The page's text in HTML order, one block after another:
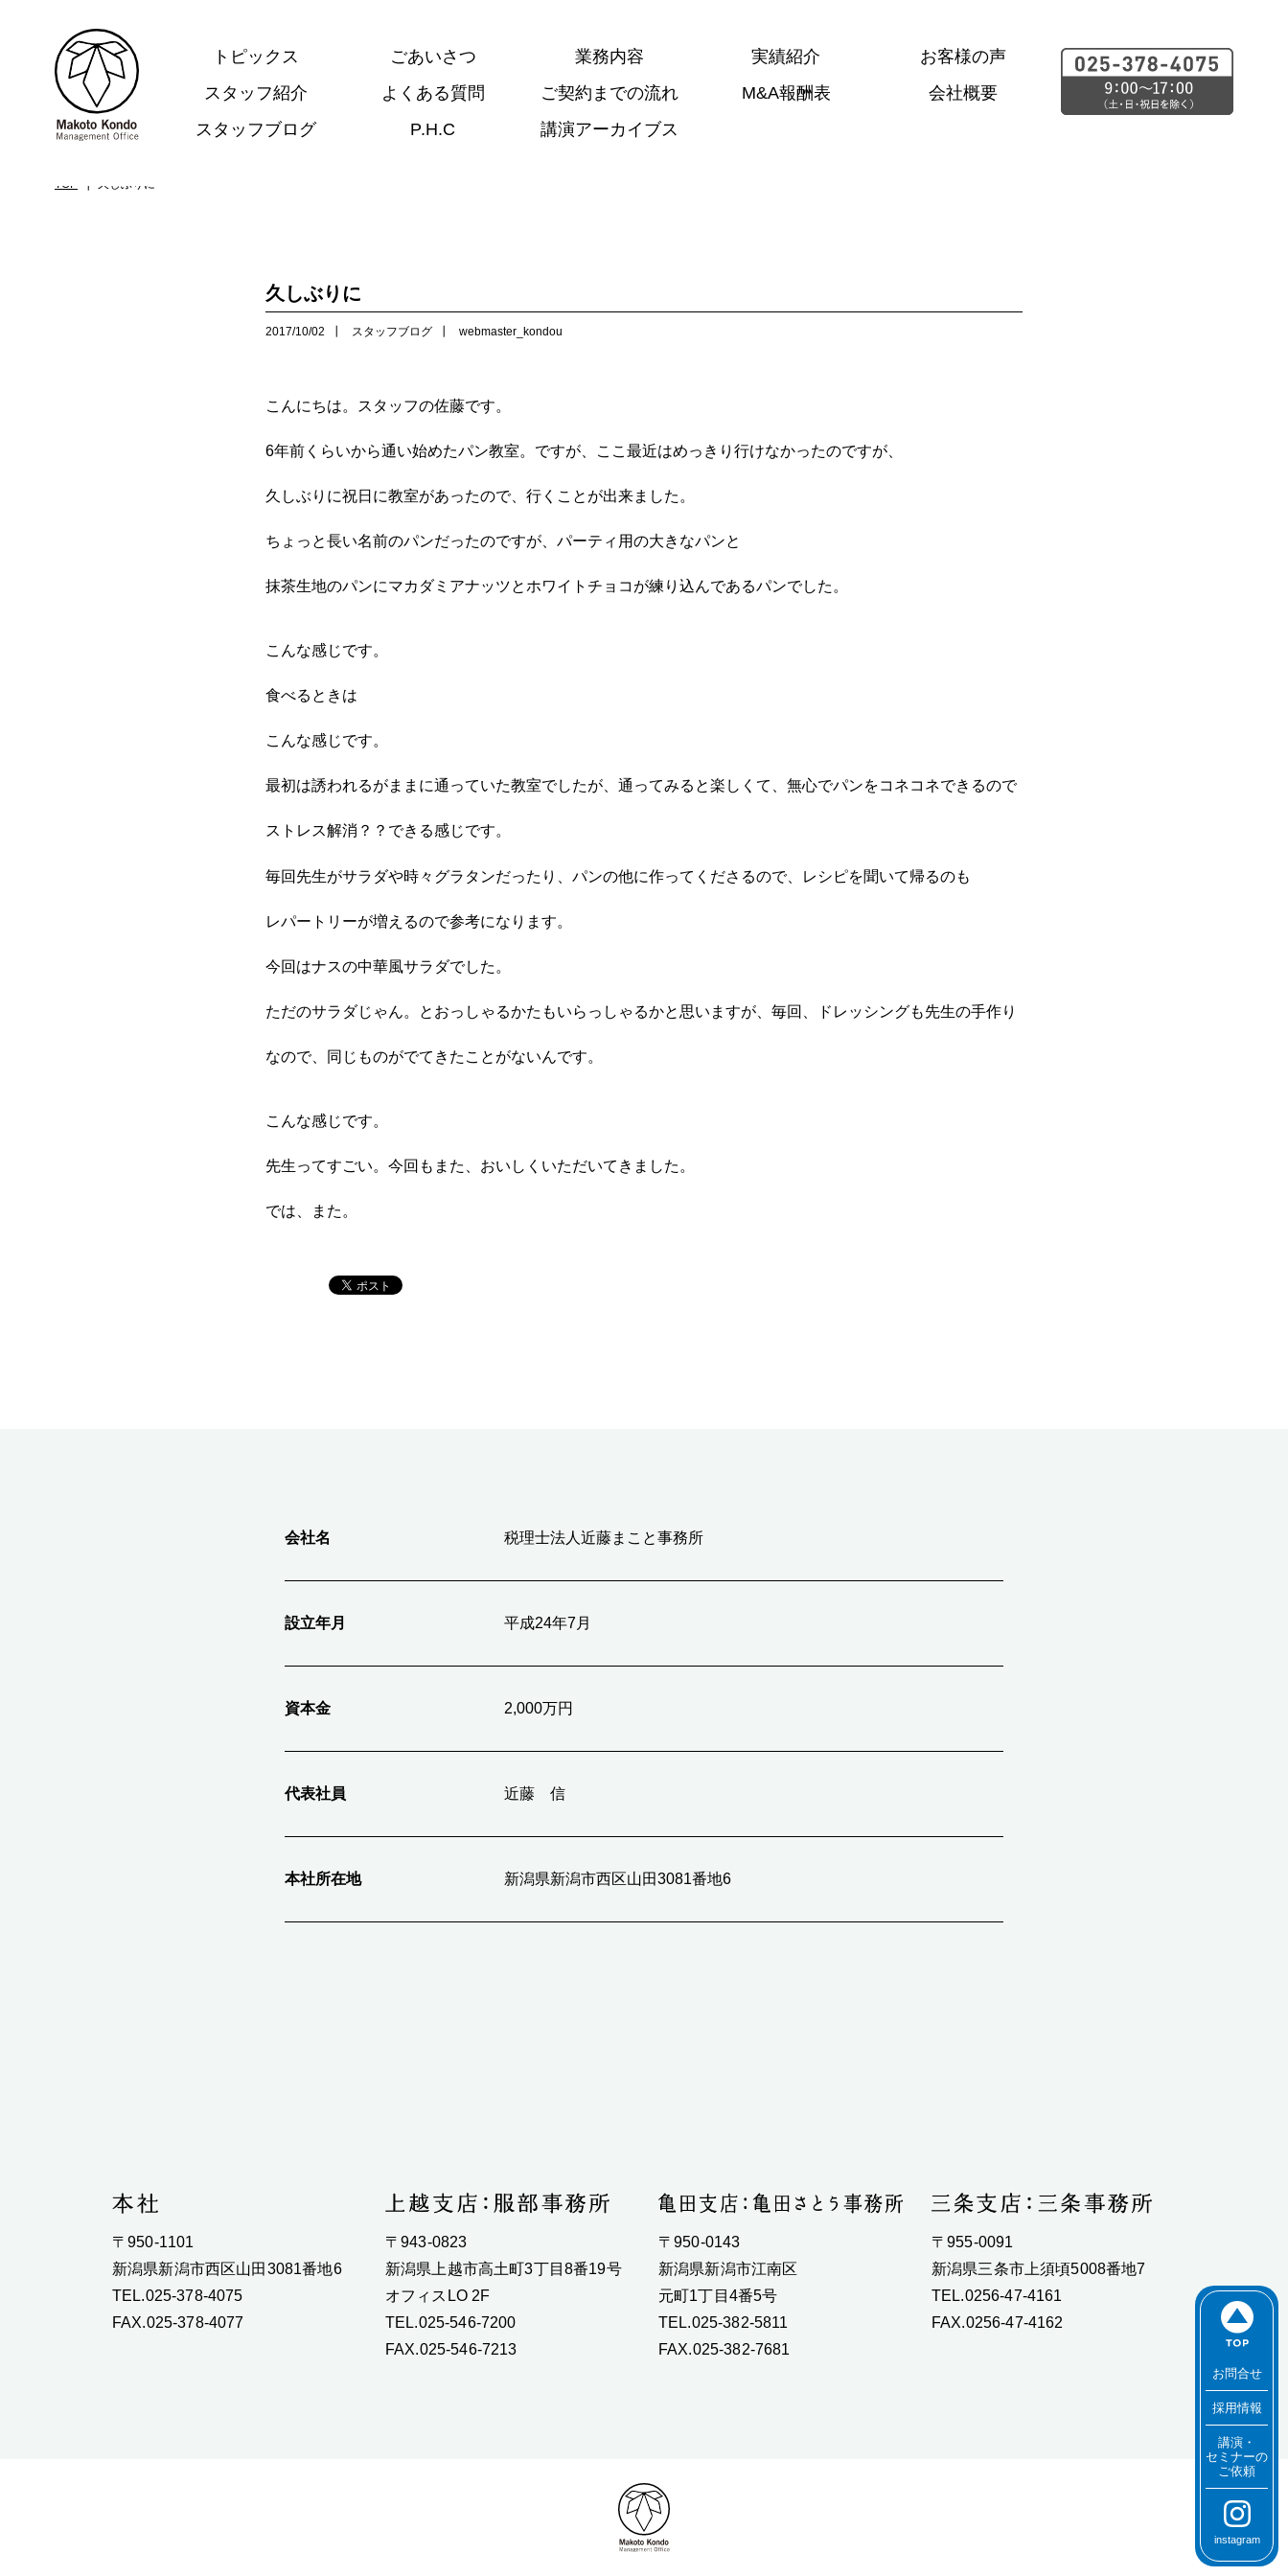
トピックス ごあいさつ 業務内容 実績紹介
お客様の声
スタッフ紹介
よくある質問 ご契約までの流れ M&A報酬表
会社概要
スタッフブログ
P.H.C 講演アーカイブス
TOP 久しぶりに
久しぶりに
2017/10/02 スタッフブログ webmaster_kondou
こんにちは。スタッフの佐藤です。
6年前くらいから通い始めたパン教室。ですが、ここ最近はめっきり行けなかったのですが、
久しぶりに祝日に教室があったので、行くことが出来ました。
ちょっと長い名前のパンだったのですが、パーティ用の大きなパンと
抹茶生地のパンにマカダミアナッツとホワイトチョコが練り込んであるパンでした。
こんな感じです。
食べるときは
こんな感じです。
最初は誘われるがままに通っていた教室でしたが、通ってみると楽しくて、無心でパンをコネコネできるので
ストレス解消？？できる感じです。
毎回先生がサラダや時々グラタンだったり、パンの他に作ってくださるので、レシピを聞いて帰るのも
レパートリーが増えるので参考になります。
今回はナスの中華風サラダでした。
ただのサラダじゃん。とおっしゃるかたもいらっしゃるかと思いますが、毎回、ドレッシングも先生の手作り
なので、同じものがでてきたことがないんです。
こんな感じです。
先生ってすごい。今回もまた、おいしくいただいてきました。
では、また。
会社名 税理士法人近藤まこと事務所
設立年月 平成24年7月
資本金 2,000万円
代表社員 近藤 信
本社所在地 新潟県新潟市西区山田3081番地6
〒950-1101
新潟県新潟市西区山田3081番地6
TEL.025-378-4075
FAX.025-378-4077
〒943-0823
新潟県上越市高土町3丁目8番19号
オフィスLO 2F
TEL.025-546-7200
FAX.025-546-7213
〒950-0143
新潟県新潟市江南区
元町1丁目4番5号
TEL.025-382-5811
FAX.025-382-7681
〒955-0091
新潟県三条市上須頃5008番地7
TEL.0256-47-4161
FAX.0256-47-4162
お問合せ
採用情報
講演・
セミナーの
ご依頼
instagram